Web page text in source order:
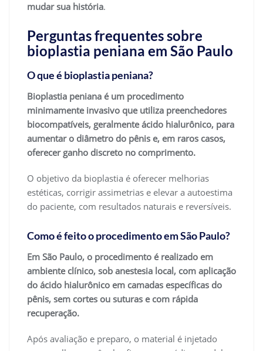
mudar sua história.
Perguntas frequentes sobre
bioplastia peniana em São Paulo
O que é bioplastia peniana?
Bioplastia peniana é um procedimento
minimamente invasivo que utiliza preenchedores
biocompatíveis, geralmente ácido hialurônico, para
aumentar o diâmetro do pênis e, em raros casos,
oferecer ganho discreto no comprimento.
O objetivo da bioplastia é oferecer melhorias
estéticas, corrigir assimetrias e elevar a autoestima
do paciente, com resultados naturais e reversíveis.
Como é feito o procedimento em São Paulo?
Em São Paulo, o procedimento é realizado em
ambiente clínico, sob anestesia local, com aplicação
do ácido hialurônico em camadas específicas do
pênis, sem cortes ou suturas e com rápida
recuperação.
Após avaliação e preparo, o material é injetado